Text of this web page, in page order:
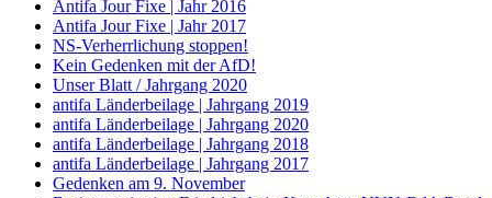
Antifa Jour Fixe | Jahr 2016
Antifa Jour Fixe | Jahr 2017
NS-Verherrlichung stoppen!
Kein Gedenken mit der AfD!
Unser Blatt / Jahrgang 2020
antifa Länderbeilage | Jahrgang 2019
antifa Länderbeilage | Jahrgang 2020
antifa Länderbeilage | Jahrgang 2018
antifa Länderbeilage | Jahrgang 2017
Gedenken am 9. November